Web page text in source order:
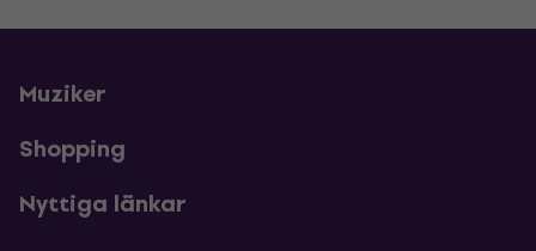
Muziker
Shopping
Nyttiga länkar